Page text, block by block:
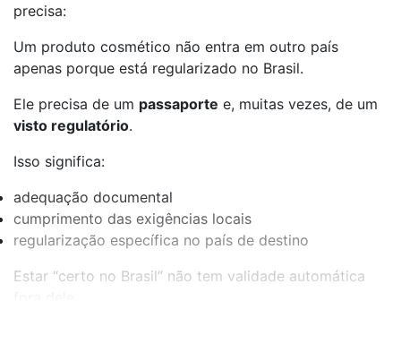
precisa:
Um produto cosmético não entra em outro país
apenas porque está regularizado no Brasil.
Ele precisa de um passaporte e, muitas vezes, de um
visto regulatório.
Isso significa:
adequação documental
cumprimento das exigências locais
regularização específica no país de destino
Estar “certo no Brasil” não tem validade automática